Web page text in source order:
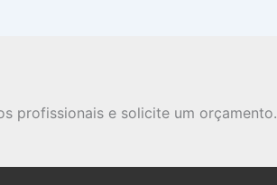
profissionais e solicite um orçamento.